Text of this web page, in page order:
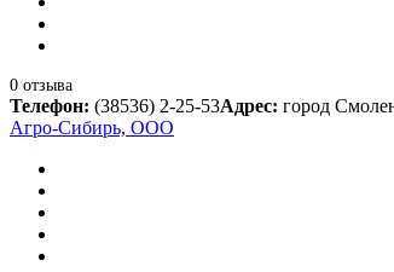
0 отзыва
Телефон: (38536) 2-25-53Адрес: город
Агро-Сибирь, ООО